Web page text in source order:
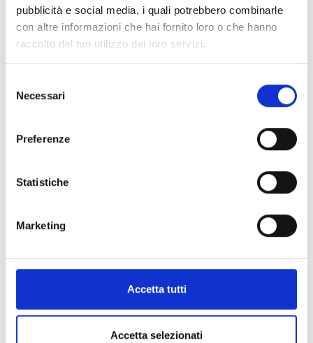
pubblicità e social media, i quali potrebbero combinarle
con altre informazioni che hai fornito loro o che hanno
raccolto dal tuo utilizzo dei loro servizi.
delNecessari
Preferenze
Statistiche
Marketing
Accetta tutti
Accetta selezionati